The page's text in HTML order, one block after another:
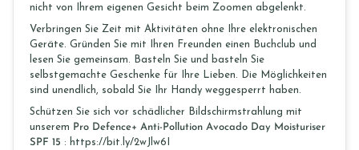
nicht von Ihrem eigenen Gesicht beim Zoomen abgelenkt.
Verbringen Sie Zeit mit Aktivitäten ohne Ihre elektronischen
Geräte. Gründen Sie mit Ihren Freunden einen Buchclub und
lesen Sie gemeinsam. Basteln Sie und basteln Sie
selbstgemachte Geschenke für Ihre Lieben. Die Möglichkeiten
sind unendlich, sobald Sie Ihr Handy weggesperrt haben.
Schützen Sie sich vor schädlicher Bildschirmstrahlung mit
unserem Pro Defence+ Anti-Pollution Avocado Day Moisturiser
SPF 15 : https://bit.ly/2wJlw6I